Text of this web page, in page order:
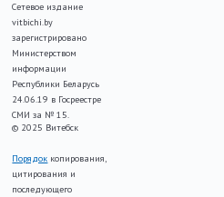
Сетевое издание
vitbichi.by
зарегистрировано
Министерством
информации
Республики Беларусь
24.06.19 в Госреестре
СМИ за № 15.
© 2025 Витебск
Порядок копирования,
цитирования и
последующего